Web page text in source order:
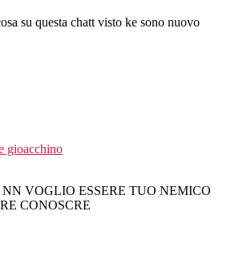
su questa chatt visto ke sono nuovo
gioacchino
VOGLIO ESSERE TUO NEMICO
CONOSCRE